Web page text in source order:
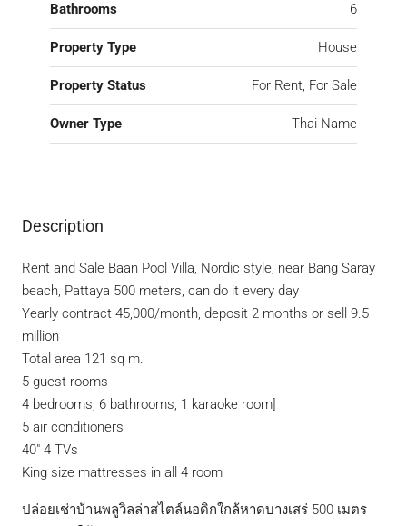
Bathrooms 6
Property Type House
Property Status For Rent, For Sale
Owner Type Thai Name
Description
Rent and Sale Baan Pool Villa, Nordic style, near Bang Saray
beach, Pattaya 500 meters, can do it every day
Yearly contract 45,000/month, deposit 2 months or sell 9.5
million
Total area 121 sq m.
5 guest rooms
4 bedrooms, 6 bathrooms, 1 karaoke room]
5 air conditioners
40″ 4 TVs
King size mattresses in all 4 room
ปล่อยเช่าบ้านพลูวิลล่าสไตล์นอดิกใกล้หาดบางเสร่ 500 เมตร